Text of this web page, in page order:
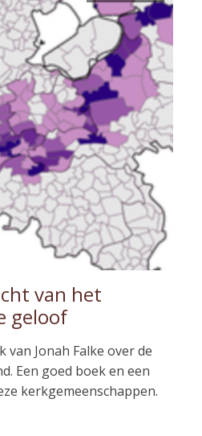
van het
geloof
van Jonah Falke over de
Een goed boek en een
kerkgemeenschappen.